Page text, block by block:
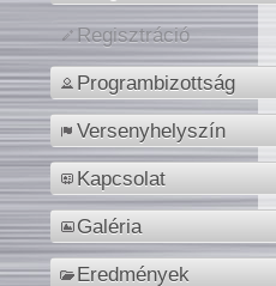
Regisztráció
Programbizottság
Versenyhelyszín
Kapcsolat
Galéria
Eredmények